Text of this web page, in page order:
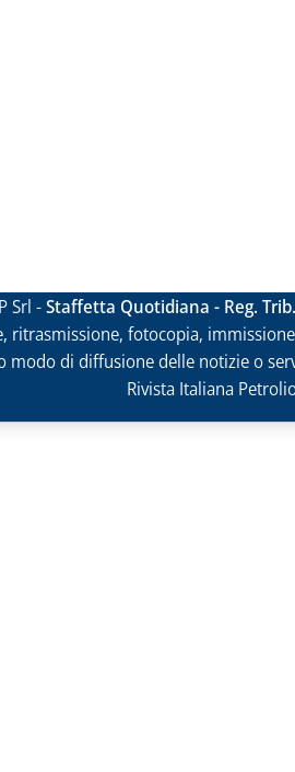
Srl -Staffetta Quotidiana - Reg.
ritrasmissione, fotocopia,
modo di diffusione delle notizie o
Rivista Italiana